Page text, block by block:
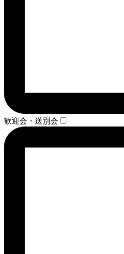
歓迎会・送別会